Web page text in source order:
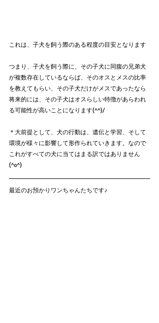
これは、子犬を飼う際のある程度の目安となります
つまり、子犬を飼う際に、その子犬に同腹の兄弟犬
が複数存在しているならば、そのオスとメスの比率
を教えてもらい、その子犬だけがメスであったなら
将来的には、その子犬はオスらしい特徴があらわれ
る可能性が高いことになります(^^)/
＊大前提として、犬の行動は、遺伝と学習、そして
環境が様々に影響して形作られていきます。なので
これがすべての犬に当てはまる訳ではありません
(^o^)
最近のお預かりワンちゃんたちです♪